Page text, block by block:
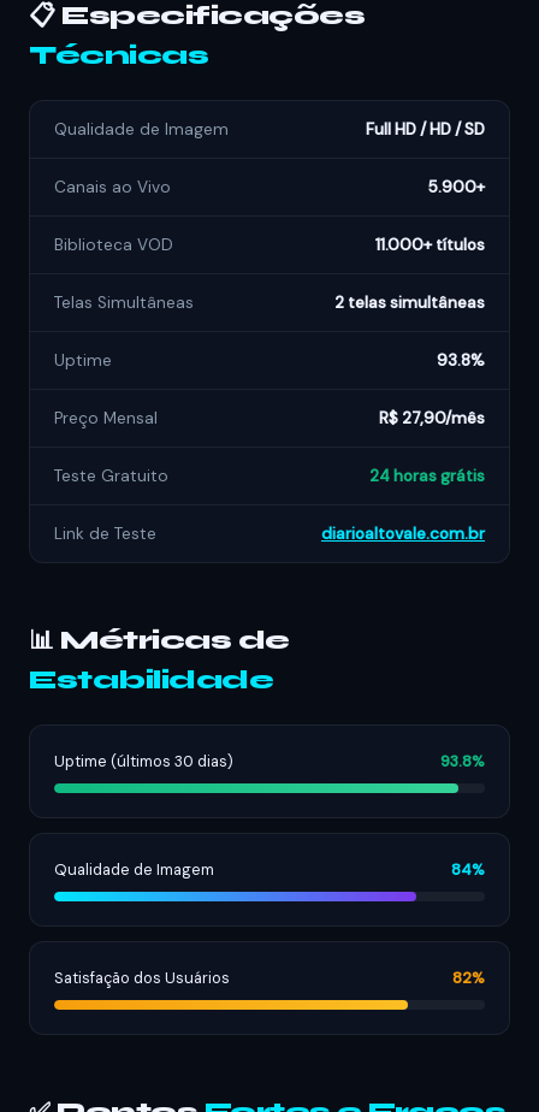
📋 Especificações
Técnicas
Qualidade de Imagem Full HD / HD / SD
Canais ao Vivo 5.900+
Biblioteca VOD 11.000+ títulos
Telas Simultâneas 2 telas simultâneas
Uptime 93.8%
Preço Mensal R$ 27,90/mês
Teste Gratuito 24 horas grátis
Link de Teste diarioaltovale.com.br
📊 Métricas de
Estabilidade
Uptime (últimos 30 dias) 93.8%
Qualidade de Imagem 84%
Satisfação dos Usuários 82%